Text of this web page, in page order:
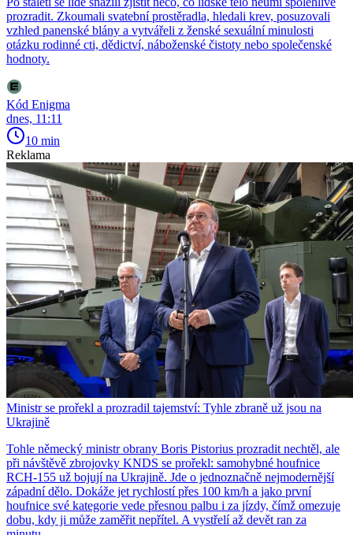
prozradit. Zkoumali svatební prostěradla, hledali krev, posuzovali
vzhled panenské blány a vytvářeli z ženské sexuální minulosti
otázku rodinné cti, dědictví, náboženské čistoty nebo společenské
hodnoty.
Kód Enigma
dnes, 11:11
10 min
Reklama
Ministr se prořekl a prozradil tajemství: Tyhle zbraně už jsou na
Ukrajině
Tohle německý ministr obrany Boris Pistorius prozradit nechtěl, ale
při návštěvě zbrojovky KNDS se prořekl: samohybné houfnice
RCH-155 už bojují na Ukrajině. Jde o jednoznačně nejmodernější
západní dělo. Dokáže jet rychlostí přes 100 km/h a jako první
houfnice své kategorie vede přesnou palbu i za jízdy, čímž omezuje
dobu, kdy ji může zaměřit nepřítel. A vystřelí až devět ran za